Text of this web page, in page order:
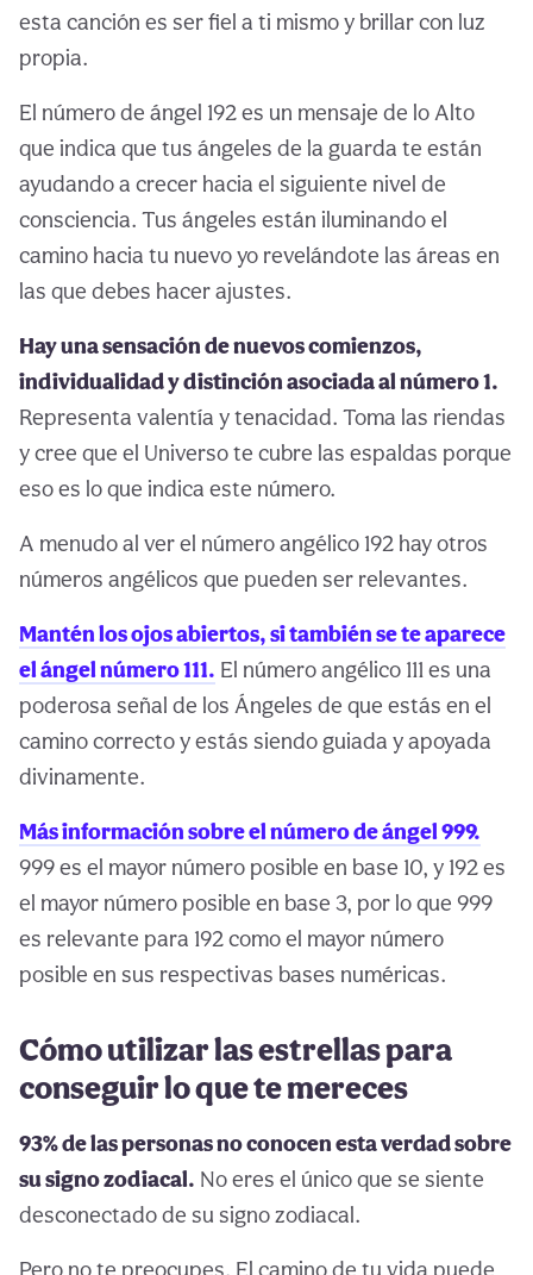
esta canción es ser fiel a ti mismo y brillar con luz
propia.
El número de ángel 192 es un mensaje de lo Alto
que indica que tus ángeles de la guarda te están
ayudando a crecer hacia el siguiente nivel de
consciencia. Tus ángeles están iluminando el
camino hacia tu nuevo yo revelándote las áreas en
las que debes hacer ajustes.
Hay una sensación de nuevos comienzos,
individualidad y distinción asociada al número 1.
Representa valentía y tenacidad. Toma las riendas
y cree que el Universo te cubre las espaldas porque
eso es lo que indica este número.
A menudo al ver el número angélico 192 hay otros
números angélicos que pueden ser relevantes.
Mantén los ojos abiertos, si también se te aparece
el ángel número 111. El número angélico 111 es una
poderosa señal de los Ángeles de que estás en el
camino correcto y estás siendo guiada y apoyada
divinamente.
Más información sobre el número de ángel 999.
999 es el mayor número posible en base 10, y 192 es
el mayor número posible en base 3, por lo que 999
es relevante para 192 como el mayor número
posible en sus respectivas bases numéricas.
Cómo utilizar las estrellas para
conseguir lo que te mereces
93% de las personas no conocen esta verdad sobre
su signo zodiacal. No eres el único que se siente
desconectado de su signo zodiacal.
Pero no te preocupes. El camino de tu vida puede